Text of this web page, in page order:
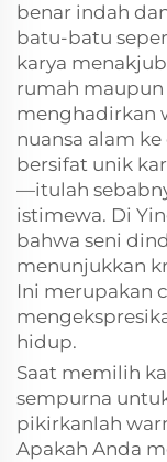
benar indah
batu-batu
karya
rumah maupun
menghadirkan
nuansa alam
bersifat unik
—itulah
istimewa. Di
bahwa seni
menunjukkan
Ini merupakan
hidup.
Saat memilih
sempurna
pikirkanlah
Apakah Anda